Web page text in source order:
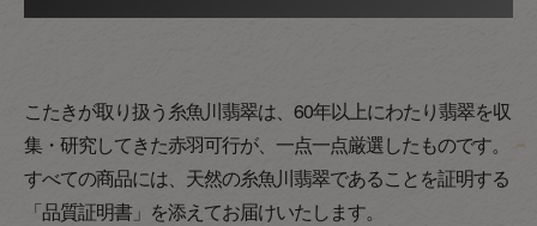
こたきが取り扱う糸魚川翡翠は、60年以上にわたり翡翠を収
集・研究してきた赤羽可行が、一点一点厳選したものです。
すべての商品には、天然の糸魚川翡翠であることを証明する
「品質証明書」を添えてお届けいたします。